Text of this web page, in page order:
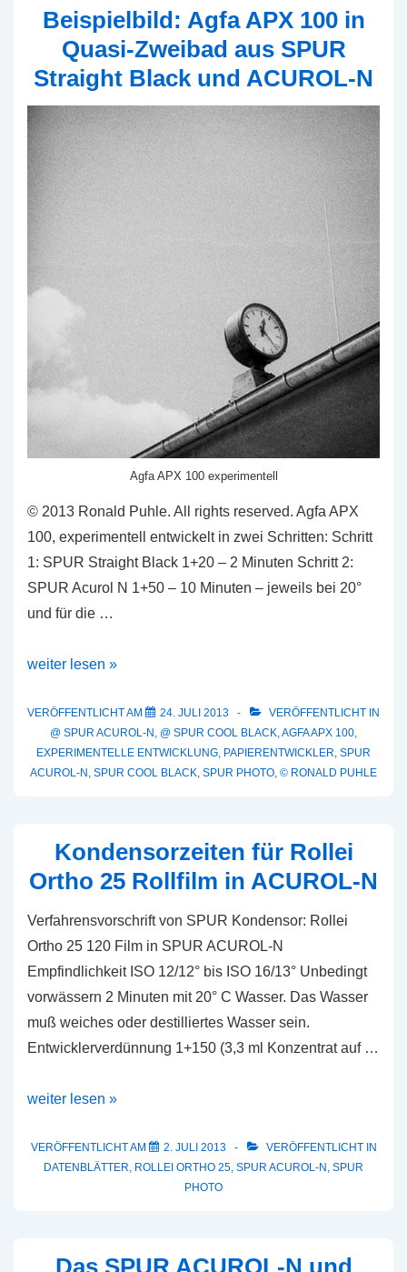
NewBeispielbild: Agfa APX 100 in
Quasi-Zweibad aus SPUR
Straight Black und ACUROL-N
Agfa APX 100 experimentell
© 2013 Ronald Puhle. All rights reserved. Agfa APX
100, experimentell entwickelt in zwei Schritten: Schritt
1: SPUR Straight Black 1+20 – 2 Minuten Schritt 2:
SPUR Acurol N 1+50 – 10 Minuten – jeweils bei 20°
und für die …
Beispielbild:
APX
in
Straight
Black
und
ACUROL-
N
weiter lesen »
VERÖFFENTLICHT AM 24. JULI 2013
VERÖFFENTLICHT IN
@ SPUR ACUROL-N , @ SPUR COOL BLACK,AGFA APX 100,
EXPERIMENTELLE ENTWICKLUNG, PAPIERENTWICKLER, SPUR
ACUROL-N , SPUR COOL BLACK, SPUR PHOTO, © RONALD PUHLE
Kondensorzeiten für Rollei
Ortho 25 Rollfilm in ACUROL-N
Verfahrensvorschrift von SPUR Kondensor: Rollei
Ortho 25 120 Film in SPUR ACUROL-N
Empfindlichkeit ISO 12/12° bis ISO 16/13° Unbedingt
vorwässern 2 Minuten mit 20° C Wasser. Das Wasser
muß weiches oder destilliertes Wasser sein.
Entwicklerverdünnung 1+150 (3,3 ml Konzentrat auf …
Kondensorzeiten
Rollei
Ortho
weiter lesen »
VERÖFFENTLICHT AM 2. JULI 2013
VERÖFFENTLICHT IN
DATENBLÄTTER, ROLLEI ORTHO 25, SPUR ACUROL-N , SPUR
PHOTO